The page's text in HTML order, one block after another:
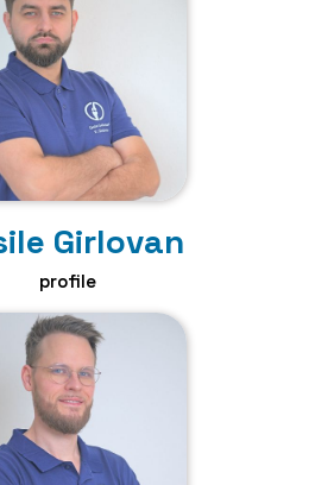
Girlovan
profile